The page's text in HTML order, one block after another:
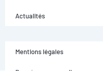
Actualités
Mentions légales